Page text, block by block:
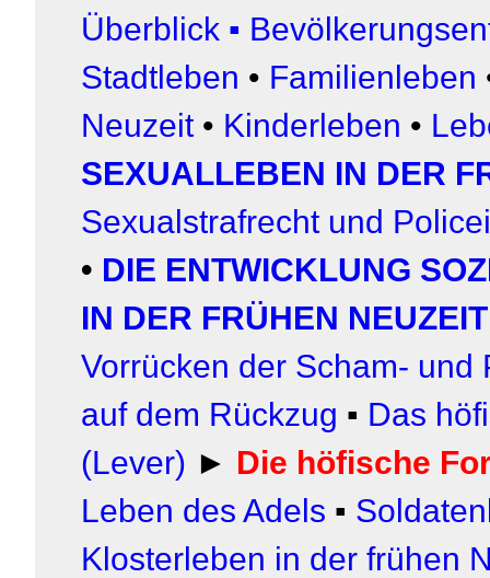
Überblick ▪
Stadtleben • Familienleben
Neuzeit • Kinderleben •
SEXUALLEBEN IN DER
Sexualstrafrecht und
• DIE ENTWICKLUNG
IN DER FRÜHEN
Vorrücken der Scham-
auf dem Rückzug ▪ Das
(Lever) ► Die höfische
Leben des Adels ▪
Klosterleben in der frühen